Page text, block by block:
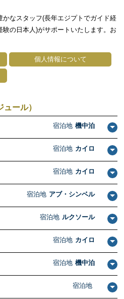
なスタッフ(長年エジプトでガイド経
の日本人)がサポートいたします。お
個人情報について
ール）
宿泊地 機中泊
宿泊地 カイロ
宿泊地 カイロ
宿泊地 アブ・シンベル
宿泊地 ルクソール
宿泊地 カイロ
宿泊地 機中泊
宿泊地